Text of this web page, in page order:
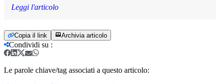
Leggi l'articolo
Copia il link Archivia articolo
Condividi su :
Le parole chiave/tag associati a questo articolo: